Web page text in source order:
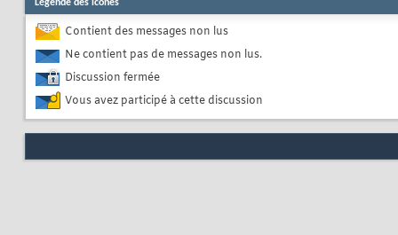
Légende des icônes
Contient des messages non lus
Ne contient pas de messages non lus.
Discussion fermée
Vous avez participé à cette discussion